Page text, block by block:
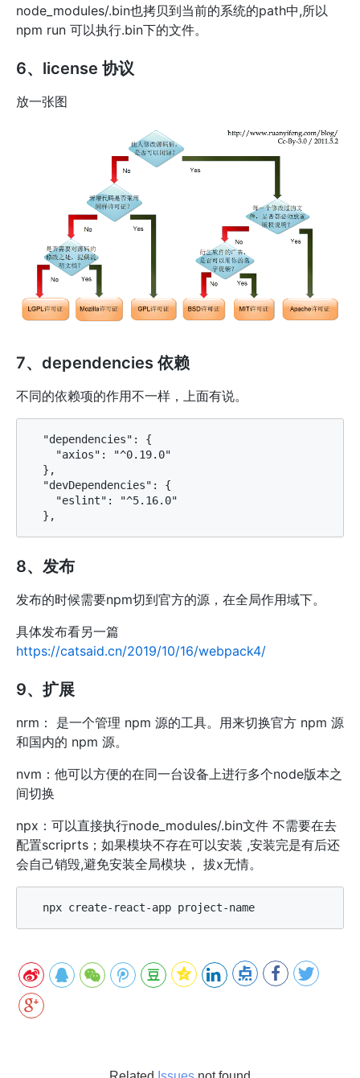
node_modules/.bin也拷贝到当前的系统的path中,所以
npm run 可以执行.bin下的文件。
6、license 协议
放一张图
7、dependencies 依赖
不同的依赖项的作用不一样，上面有说。
  "dependencies": {
    "axios": "^0.19.0"
  },
  "devDependencies": {
    "eslint": "^5.16.0"
8、发布
发布的时候需要npm切到官方的源，在全局作用域下。
具体发布看另一篇
https://catsaid.cn/2019/10/16/webpack4/
9、扩展
nrm： 是一个管理 npm 源的工具。用来切换官方 npm 源
和国内的 npm 源。
nvm：他可以方便的在同一台设备上进行多个node版本之
间切换
npx：可以直接执行node_modules/.bin文件 不需要在去
配置scriprts；如果模块不存在可以安装 ,安装完是有后还
会自己销毁,避免安装全局模块， 拔x无情。